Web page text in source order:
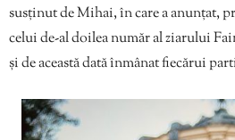
susținut de Mihai, în care a anunțat,
celui de-al doilea număr al ziarului
și de această dată înmânat fiecărui